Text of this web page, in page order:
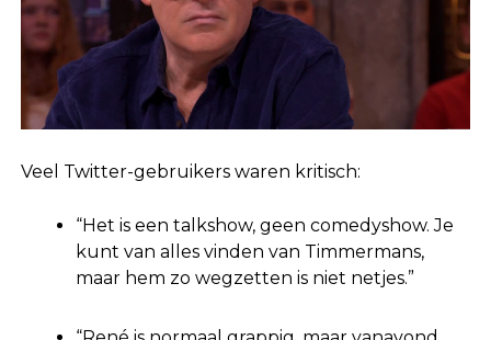
Veel Twitter-gebruikers waren kritisch:
“Het is een talkshow, geen comedyshow. Je
kunt van alles vinden van Timmermans,
maar hem zo wegzetten is niet netjes.”